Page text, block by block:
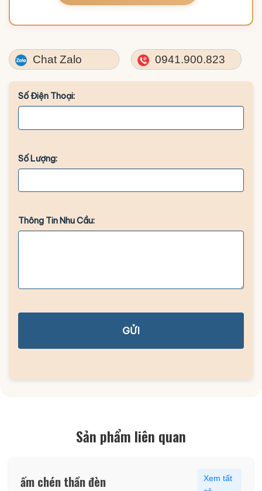
Chat Zalo 0941.900.823
Số Điện Thoại:
Số Lượng:
Thông Tin Nhu Cầu:
GỬI
Sản phẩm liên quan
ấm chén thần đèn
Xem tất